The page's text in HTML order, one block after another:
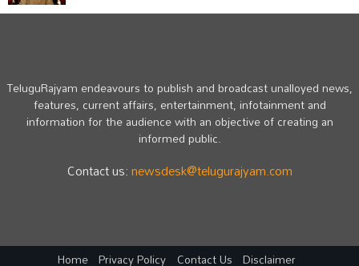
TeluguRajyam endeavours to publish and broadcast unalloyed news,
features, current affairs, entertainment, infotainment and
information for the audience with an objective of creating an
informed public.
Contact us:newsdesk@telugurajyam.com
Home Privacy Policy Contact Us Disclaimer